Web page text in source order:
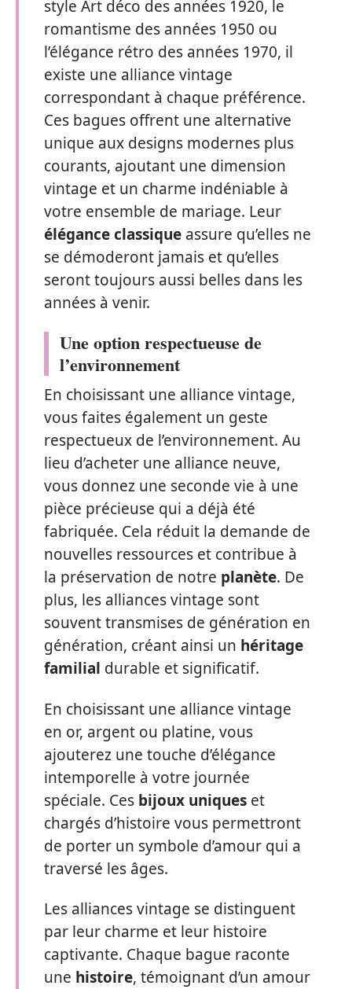
style Art déco des années 1920, le
romantisme des années 1950 ou
l’élégance rétro des années 1970, il
existe une alliance vintage
correspondant à chaque préférence.
Ces bagues offrent une alternative
unique aux designs modernes plus
courants, ajoutant une dimension
vintage et un charme indéniable à
votre ensemble de mariage. Leur
élégance classique assure qu’elles ne
se démoderont jamais et qu’elles
seront toujours aussi belles dans les
années à venir.
Une option respectueuse de
l’environnement
En choisissant une alliance vintage,
vous faites également un geste
respectueux de l’environnement. Au
lieu d’acheter une alliance neuve,
vous donnez une seconde vie à une
pièce précieuse qui a déjà été
fabriquée. Cela réduit la demande de
nouvelles ressources et contribue à
la préservation de notre planète. De
plus, les alliances vintage sont
souvent transmises de génération en
génération, créant ainsi un héritage
familial durable et significatif.
En choisissant une alliance vintage
en or, argent ou platine, vous
ajouterez une touche d’élégance
intemporelle à votre journée
spéciale. Ces bijoux uniques et
chargés d’histoire vous permettront
de porter un symbole d’amour qui a
traversé les âges.
Les alliances vintage se distinguent
par leur charme et leur histoire
captivante. Chaque bague raconte
une histoire, témoignant d’un amour